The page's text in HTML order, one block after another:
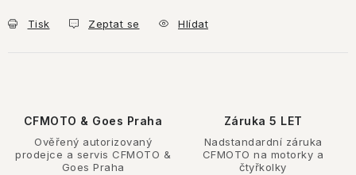
Tisk Zeptat se Hlídat
CFMOTO & Goes Praha
Ověřený autorizovaný
prodejce a servis CFMOTO &
Goes Praha
Záruka 5 LET
Nadstandardní záruka
CFMOTO na motorky a
čtyřkolky